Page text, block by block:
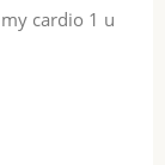
cardio 1 u